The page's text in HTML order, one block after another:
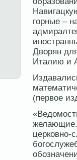
горные –
Дворян
Италию и
(первое
желающие.
церковно-